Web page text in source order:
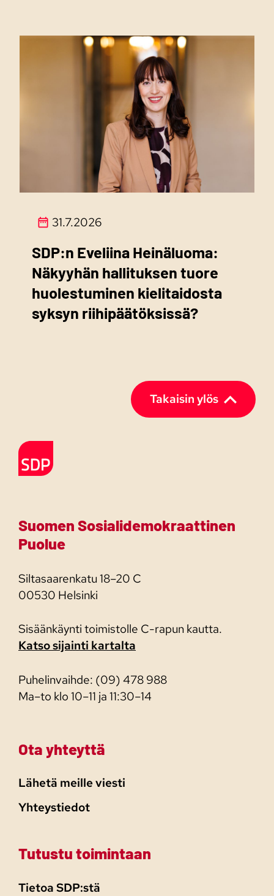
31.7.2026
SDP:n Eveliina Heinäluoma:
Näkyyhän hallituksen tuore
huolestuminen kielitaidosta
syksyn riihipäätöksissä?
Takaisin ylös
Etusivulle
Suomen Sosialidemokraattinen
Puolue
Siltasaarenkatu 18–20 C
00530 Helsinki
Sisäänkäynti toimistolle C-rapun kautta.
Katso sijainti kartalta
Puhelinvaihde: (09) 478 988
Ma–to klo 10–11 ja 11:30–14
Ota yhteyttä
Lähetä meille viesti
Yhteystiedot
Tutustu toimintaan
Tietoa SDP:stä